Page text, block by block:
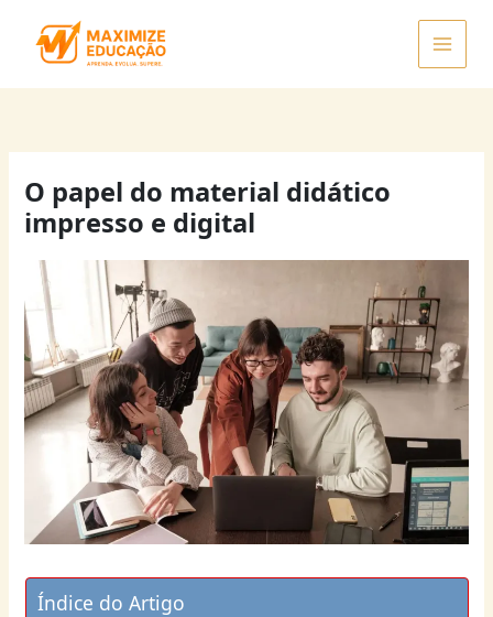
O papel do material didático
impresso e digital
Índice do Artigo